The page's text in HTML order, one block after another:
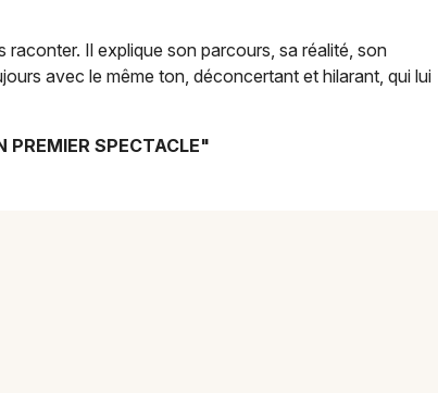
Actus à Marseille
Il explique son parcours, sa réalité, son
avec le même ton, déconcertant et hilarant, qui lui
PREMIER SPECTACLE"